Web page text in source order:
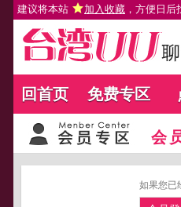
建议将本站 加入收藏 ，方便日后
回首页 免费专区
会
如果您已